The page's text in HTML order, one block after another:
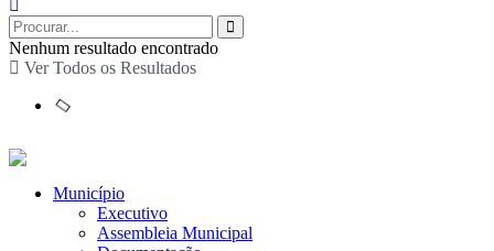
Nenhum resultado encontrado
Ver Todos os Resultados
Município
Executivo
Assembleia Municipal